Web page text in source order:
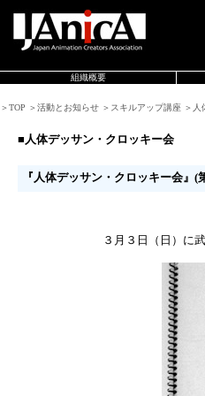
組織概要
＞TOP ＞活動とお知らせ ＞スキルアップ講座 ＞
■人体デッサン・クロッキー会
『人体デッサン・クロッキー会』(
３月３日（日）に